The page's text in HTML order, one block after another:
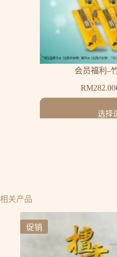
会员福利–
RM282.00
选择
相关产品
促销